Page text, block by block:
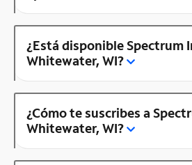
¿Está disponible Spectrum
Whitewater, WI?
¿Cómo te suscribes a
Whitewater, WI?